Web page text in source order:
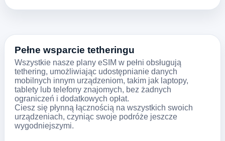
Pełne wsparcie tetheringu
Wszystkie nasze plany eSIM w pełni obsługują
tethering, umożliwiając udostępnianie danych
mobilnych innym urządzeniom, takim jak laptopy,
tablety lub telefony znajomych, bez żadnych
ograniczeń i dodatkowych opłat.
Ciesz się płynną łącznością na wszystkich swoich
urządzeniach, czyniąc swoje podróże jeszcze
wygodniejszymi.